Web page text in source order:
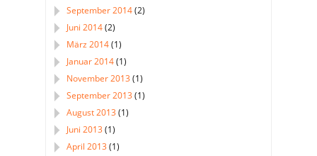
September 2014(2)
Juni 2014(2)
März 2014(1)
Januar 2014(1)
November 2013(1)
September 2013(1)
August 2013(1)
Juni 2013(1)
April 2013(1)